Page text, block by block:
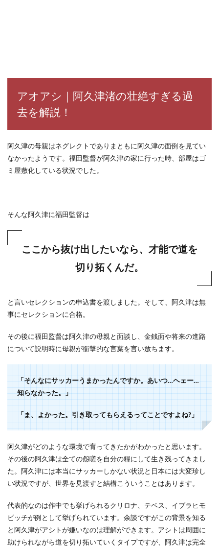
アオアシ｜阿久津渚の壮絶すぎる過
去を解説！
阿久津の母親はネグレクトでありまともに阿久津の面倒を見てい
なかったようです。 福田監督が阿久津の家に行った時、部屋はゴ
ミ屋敷化している状況でした。
そんな阿久津に福田監督は
ここから抜け出したいなら、才能で道を
切り拓くんだ。
と言いセレクションの申込書を渡しました。 そして、阿久津は無
事にセレクションに合格。
その後に福田監督は阿久津の母親と面談し、金銭面や将来の進路
について説明時に母親が衝撃的な言葉を言い放ちます。
「そんなにサッカーうまかったんですか。あいつ…ヘェー…
知らなかった。」
「ま、よかった。引き取ってもらえるってことですよね?」
阿久津がどのような環境で育ってきたかがわかったと思います。
その後の阿久津は全ての怨嗟を自分の糧にして生き残ってきまし
た。 阿久津には本当にサッカーしかない状況と日本には大変珍し
い状況ですが、世界を見渡すと結構こういうことはあります。
代表的なのは作中でも挙げられるクリロナ、テベス、イブラヒモ
ビッチが例として挙げられています。 余談ですがこの背景を知る
と阿久津がアシトが嫌いなのは理解ができます。 アシトは周囲に
助けられながら道を切り拓いていくタイプですが、阿久津は完全